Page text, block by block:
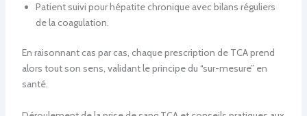
Patient suivi pour hépatite chronique avec bilans réguliers
de la coagulation.
En raisonnant cas par cas, chaque prescription de TCA prend
alors tout son sens, validant le principe du “sur-mesure” en
santé.